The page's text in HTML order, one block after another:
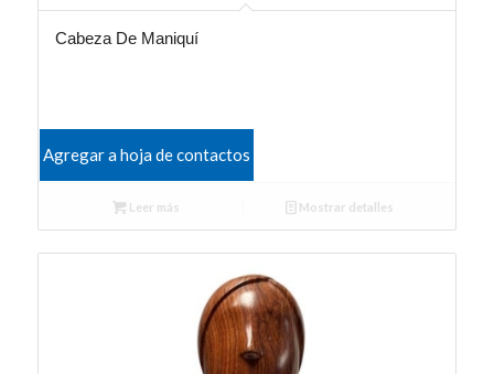
Cabeza De Maniquí
Agregar a hoja de contactos
Leer más Mostrar detalles